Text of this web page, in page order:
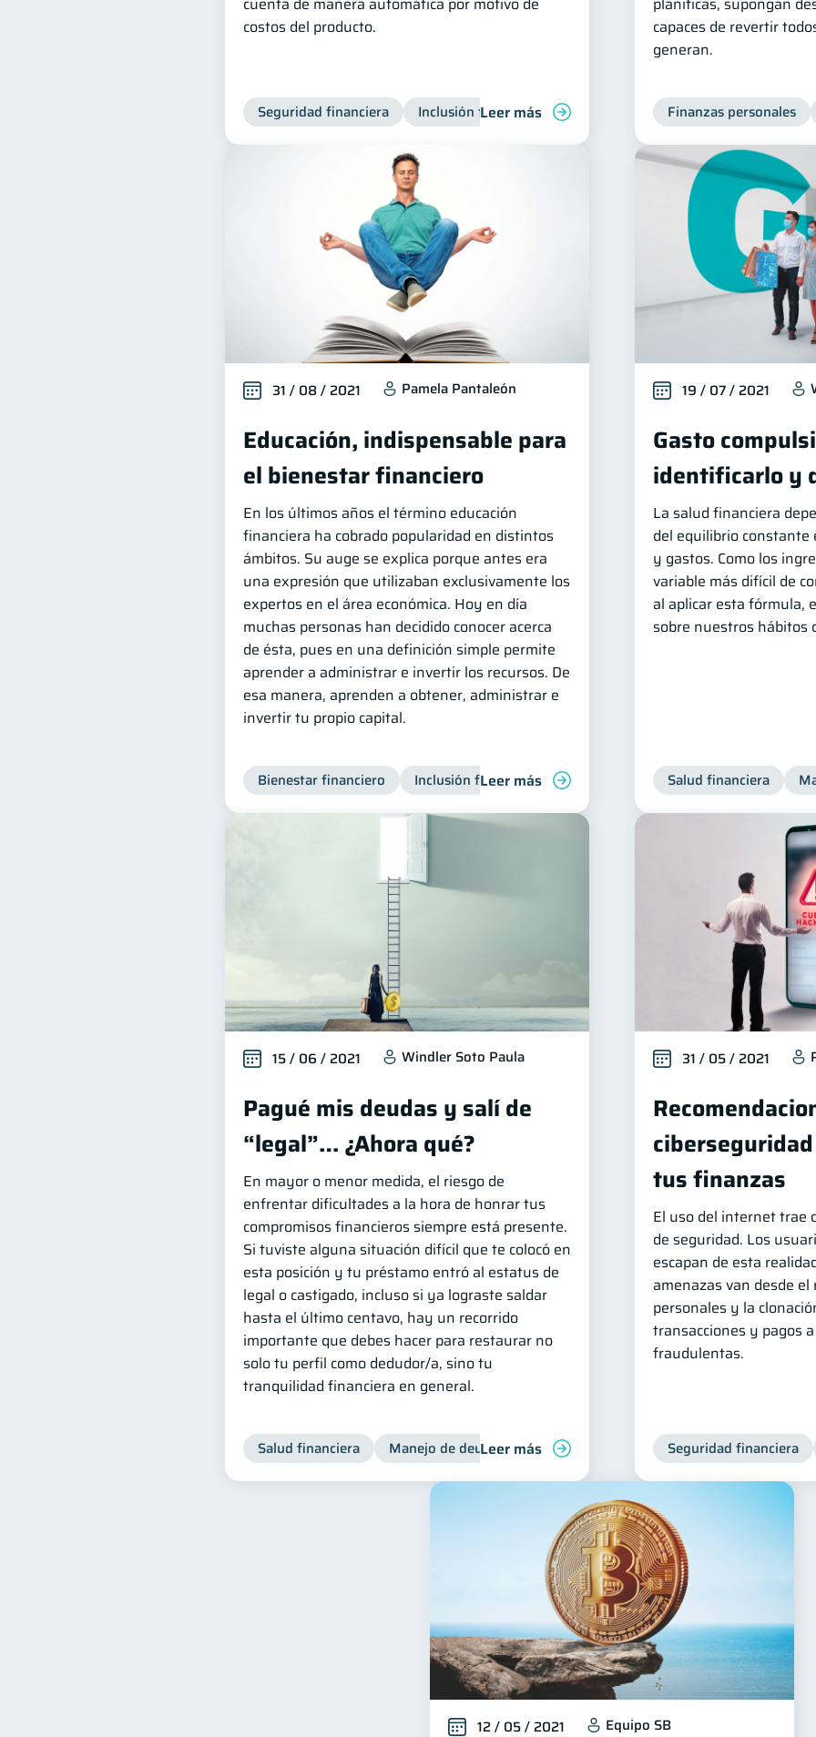
costos del producto.
Seguridad financiera Inclusión financiera Finanzas para jóvenes Manejo de
Leer más
capaces de revertir
generan.
Finanzas personales
31 / 08 / 2021 Pamela Pantaleón
Educación, indispensable para
el bienestar financiero
En los últimos años el término educación
financiera ha cobrado popularidad en distintos
ámbitos. Su auge se explica porque antes era
una expresión que utilizaban exclusivamente los
expertos en el área económica. Hoy en día
muchas personas han decidido conocer acerca
de ésta, pues en una definición simple permite
aprender a administrar e invertir los recursos. De
esa manera, aprenden a obtener, administrar e
invertir tu propio capital.
Bienestar financiero Inclusión financiera Finanzas para jóvenes Manejo de
Leer más
19 / 07 / 2021
Gasto
identificarlo y
La salud financiera
del equilibrio
y gastos. Como los
variable más difícil de
al aplicar esta fórmula,
sobre nuestros hábitos
Salud financiera
15 / 06 / 2021 Windler Soto Paula
Pagué mis deudas y salí de
“legal”… ¿Ahora qué?
En mayor o menor medida, el riesgo de
enfrentar dificultades a la hora de honrar tus
compromisos financieros siempre está presente.
Si tuviste alguna situación difícil que te colocó en
esta posición y tu préstamo entró al estatus de
legal o castigado, incluso si ya lograste saldar
hasta el último centavo, hay un recorrido
importante que debes hacer para restaurar no
solo tu perfil como dedudor/a, sino tu
tranquilidad financiera en general.
Salud financiera Manejo de deudas Control de deudas
Leer más
31 / 05 / 2021
tus finanzas
El uso del internet trae
de seguridad. Los
escapan de esta
amenazas van desde el
personales y la
transacciones y pagos
fraudulentas.
Seguridad financiera
12 / 05 / 2021 Equipo SB